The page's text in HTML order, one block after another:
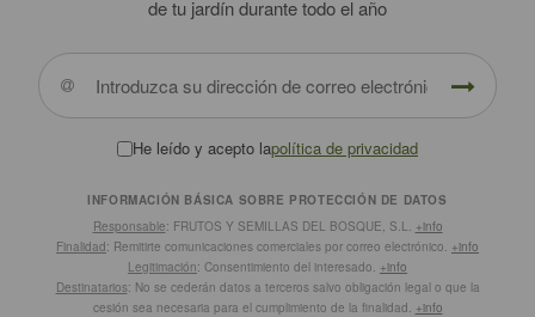
de tu jardín durante todo el año
He leído y acepto lapolítica de privacidad
INFORMACIÓN BÁSICA SOBRE PROTECCIÓN DE DATOS
Responsable: FRUTOS Y SEMILLAS DEL BOSQUE, S.L. +info
Finalidad: Remitirte comunicaciones comerciales por correo electrónico. +info
Legitimación: Consentimiento del interesado. +info
Destinatarios: No se cederán datos a terceros salvo obligación legal o que la
cesión sea necesaria para el cumplimiento de la finalidad. +info